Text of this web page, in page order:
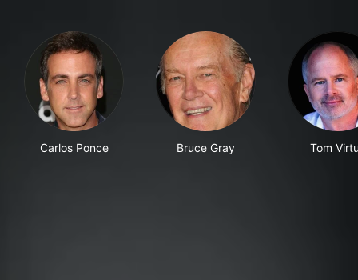
Carlos Ponce Bruce Gray Tom